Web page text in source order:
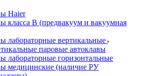
Haier
класса B (предвакуум и вакуумная
лабораторные вертикальные
паровые автоклавы
лабораторные горизонтальные
медицинские (наличие РУ